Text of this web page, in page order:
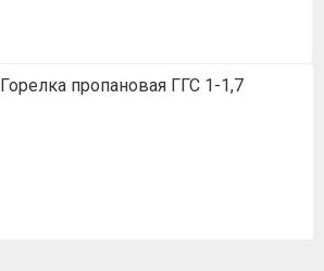
Горелка пропановая ГГС 1-1,7